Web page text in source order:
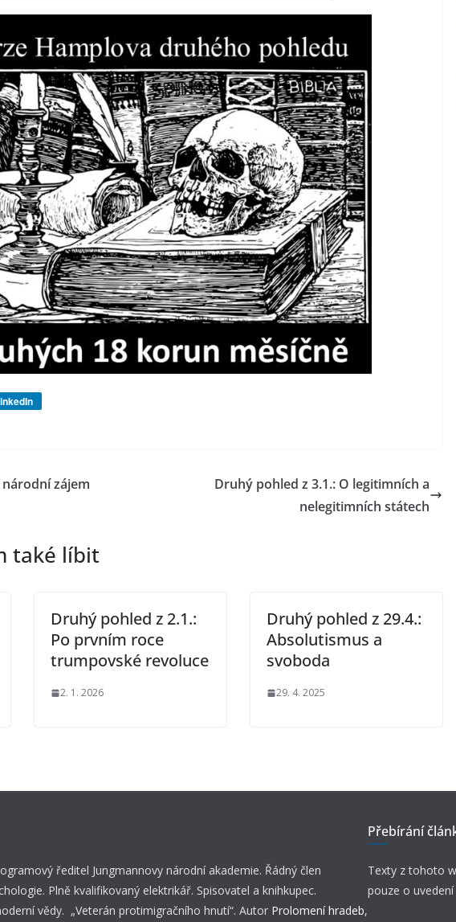
zájem
Druhý pohled z 3.1.: O legitimních a
nelegitimních státech
také líbit
Druhý pohled z 2.1.:
Po prvním roce
trumpovské revoluce
2. 1. 2026
Druhý pohled z 29.4.:
Absolutismus a
svoboda
29. 4. 2025
ředitel Jungmannovy národní akademie. Řádný člen
Plně kvalifikovaný elektrikář. Spisovatel a knihkupec.
vědy. „Veterán protimigračního hnutí“. Autor Prolomení hradeb,
Přebírání
Texty z tohoto
pouze o